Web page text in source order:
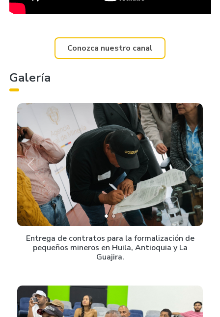
Conozca nuestro canal
Galería
Previous Next
Entrega de contratos para la formalización de
pequeños mineros en Huila, Antioquia y La
Guajira.